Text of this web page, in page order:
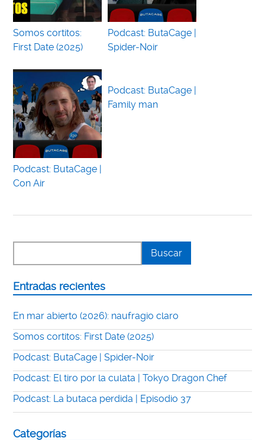
Somos cortitos:
First Date (2025)
Podcast: ButaCage |
Spider-Noir
Podcast: ButaCage |
Con Air
Podcast: ButaCage |
Family man
Entradas recientes
En mar abierto (2026): naufragio claro
Somos cortitos: First Date (2025)
Podcast: ButaCage | Spider-Noir
Podcast: El tiro por la culata | Tokyo Dragon Chef
Podcast: La butaca perdida | Episodio 37
Categorías